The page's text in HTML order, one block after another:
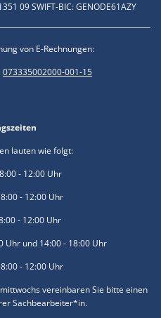
09 SWIFT-BIC: GENODE61AZY
von E-Rechnungen:
073335002000-001-15
lauten wie folgt:
- 12:00 Uhr
- 12:00 Uhr
- 12:00 Uhr
und 14:00 - 18:00 Uhr
- 12:00 Uhr
vereinbaren Sie bitte einen
Sachbearbeiter*in.